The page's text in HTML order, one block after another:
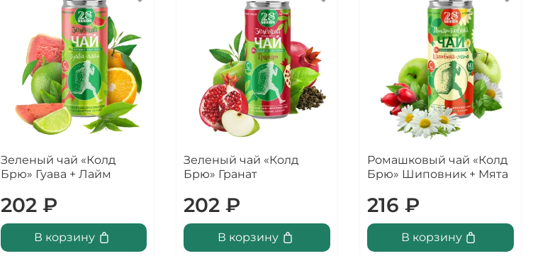
Зеленый чай «Колд
Брю» Гуава + Лайм
202 ₽
В корзину
Зеленый чай «Колд
Брю» Гранат
202 ₽
В корзину
Ромашковый чай «Колд
Брю» Шиповник + Мята
216 ₽
В корзину